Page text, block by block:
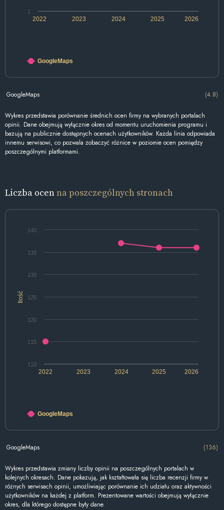
2022 2024 2026
2023 2025
1
GoogleMaps
GoogleMaps (4.8)
Wykres przedstawia porównanie średnich ocen firmy na wybranych portalach
opinii. Dane obejmują wyłącznie okres od momentu uruchomienia programu i
bazują na publicznie dostępnych ocenach użytkowników. Każda linia odpowiada
innemu serwisowi, co pozwala zobaczyć różnice w poziomie ocen pomiędzy
poszczególnymi platformami.
Liczba ocenna poszczególnych stronach
Ilość
2022 2024 2026
2023 2025
110
115
120
125
130
135
140
GoogleMaps
GoogleMaps (136)
Wykres przedstawia zmiany liczby opinii na poszczególnych portalach w
kolejnych okresach. Dane pokazują, jak kształtowała się liczba recenzji firmy w
różnych serwisach opinii, umożliwiając porównanie ich udziału oraz aktywności
użytkowników na każdej z platform. Prezentowane wartości obejmują wyłącznie
okres, dla którego dostępne były dane.